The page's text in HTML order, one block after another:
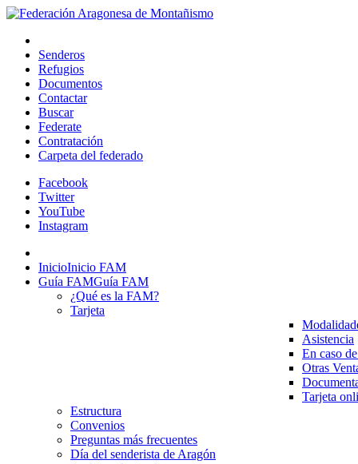
Senderos
Refugios
Documentos
Contactar
Buscar
Federate
Contratación
Carpeta del federado
Facebook
Twitter
YouTube
Instagram
InicioInicio FAM
Guía FAMGuía FAM
¿Qué es la FAM?
Tarjeta
Asistencia
En caso
Otras
Tarjeta
Estructura
Convenios
Preguntas más frecuentes
Día del senderista de Aragón